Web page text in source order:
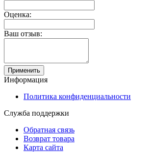
Оценка:
Ваш отзыв:
Применить
Информация
Политика конфиденциальности
Служба поддержки
Обратная связь
Возврат товара
Карта сайта